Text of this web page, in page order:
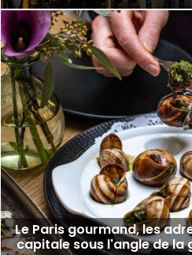
Le Paris gourmand, les
capitale sous l'angle de